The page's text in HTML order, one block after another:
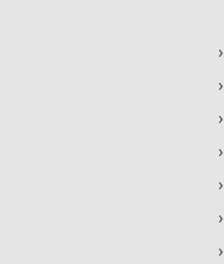
›
›
›
›
›
›
›